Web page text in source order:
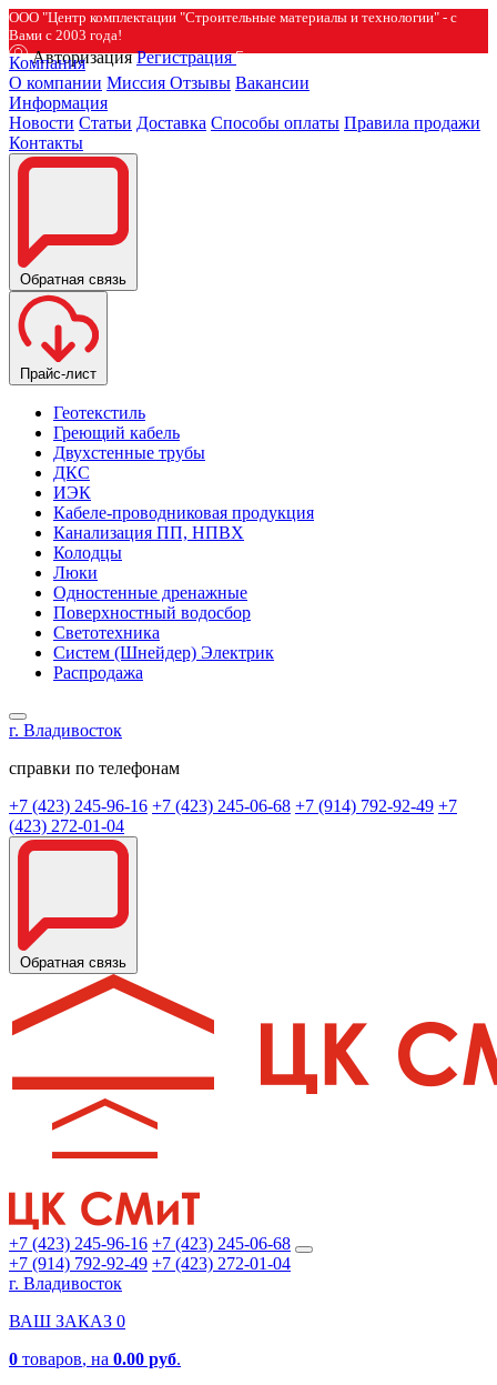
ООО "Центр комплектации "Строительные материалы и технологии" - с
Вами с 2003 года!
Авторизация Регистрация
Компания
О компании Миссия Отзывы Вакансии
Информация
Новости Статьи Доставка Способы оплаты Правила продажи
Контакты
Обратная связь
Прайс-лист
Геотекстиль
Греющий кабель
Двухстенные трубы
ДКС
ИЭК
Кабеле-проводниковая продукция
Канализация ПП, НПВХ
Колодцы
Люки
Одностенные дренажные
Поверхностный водосбор
Светотехника
Систем (Шнейдер) Электрик
Распродажа
г. Владивосток
справки по телефонам
+7 (423) 245-96-16 +7 (423) 245-06-68 +7 (914) 792-92-49 +7
(423) 272-01-04
Обратная связь
+7 (423) 245-96-16 +7 (423) 245-06-68
+7 (914) 792-92-49 +7 (423) 272-01-04
г. Владивосток
ВАШ ЗАКАЗ 0
0 товаров, на 0.00 руб.